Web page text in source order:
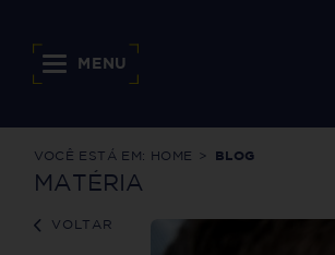
MENU
VOCÊ ESTÁ EM: HOME BLOG
MATÉRIA
VOLTAR